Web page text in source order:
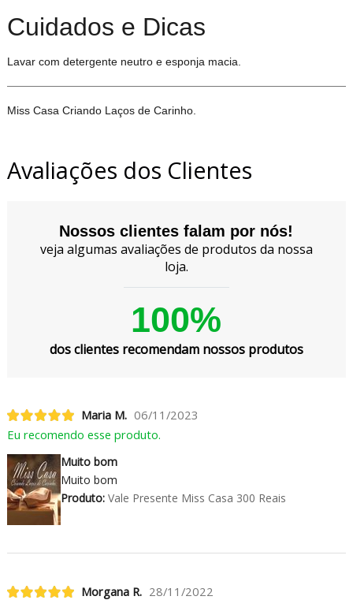
Cuidados e Dicas
Lavar com detergente neutro e esponja macia.
Miss Casa Criando Laços de Carinho.
Avaliações dos Clientes
Nossos clientes falam por nós!
veja algumas avaliações de produtos da nossa
loja.
100%
dos clientes recomendam nossos produtos
Maria M. 06/11/2023
Eu recomendo esse produto.
Muito bom
Muito bom
Produto:Vale Presente Miss Casa 300 Reais
Morgana R. 28/11/2022